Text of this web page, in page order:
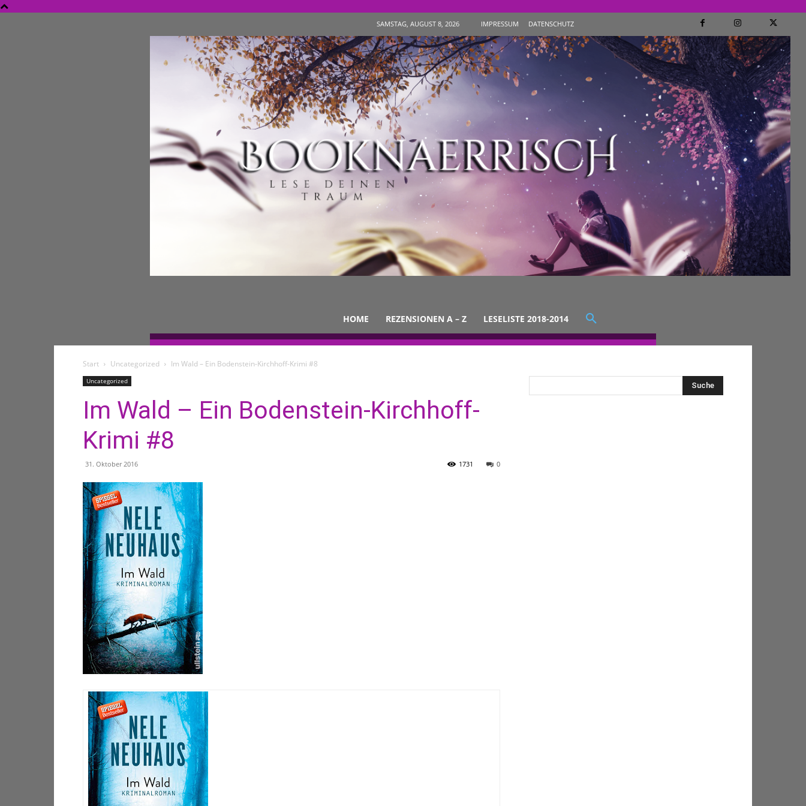
SAMSTAG, AUGUST 8, 2026 IMPRESSUM DATENSCHUTZ
HOME REZENSIONEN A – Z LESELISTE 2018-2014
Start Uncategorized Im Wald – Ein Bodenstein-Kirchhoff-Krimi #8
Uncategorized
Im Wald – Ein Bodenstein-Kirchhoff-
Krimi #8
31. Oktober 2016 0
1731